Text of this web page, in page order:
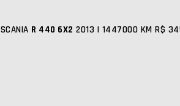
SCANIA R 440 6X2 2013 | 1447000 KM R$